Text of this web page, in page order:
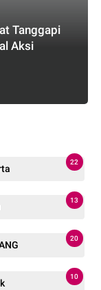
Tanggapi
Aksi
22
13
20
10